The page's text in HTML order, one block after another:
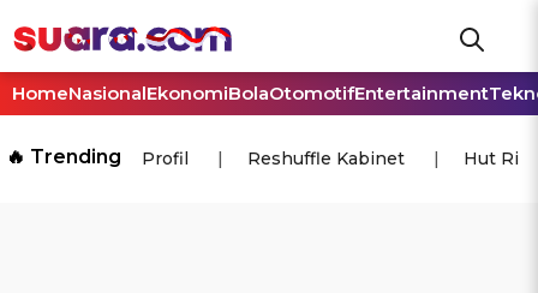
HomeNasionalEkonomiBolaOtomotifEntertainment
🔥 Trending Profil Reshuffle Kabinet Hut Ri